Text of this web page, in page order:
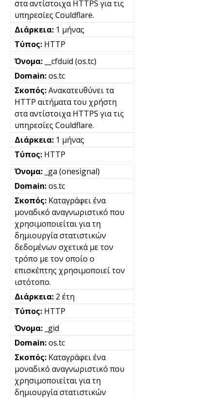
στα αντίστοιχα HTTPS για τις
υπηρεσίες Couldflare.
1 μήνας
HTTP
__cfduid (os.tc)
os.tc
Ανακατευθύνει τα
HTTP αιτήματα του χρήστη
στα αντίστοιχα HTTPS για τις
υπηρεσίες Couldflare.
1 μήνας
HTTP
_ga (onesignal)
os.tc
Καταγράφει ένα
μοναδικό αναγνωριστικό που
χρησιμοποιείται για τη
δημιουργία στατιστικών
δεδομένων σχετικά με τον
τρόπο με τον οποίο ο
επισκέπτης χρησιμοποιεί τον
ιστότοπο.
2 έτη
HTTP
_gid
os.tc
Καταγράφει ένα
μοναδικό αναγνωριστικό που
χρησιμοποιείται για τη
δημιουργία στατιστικών